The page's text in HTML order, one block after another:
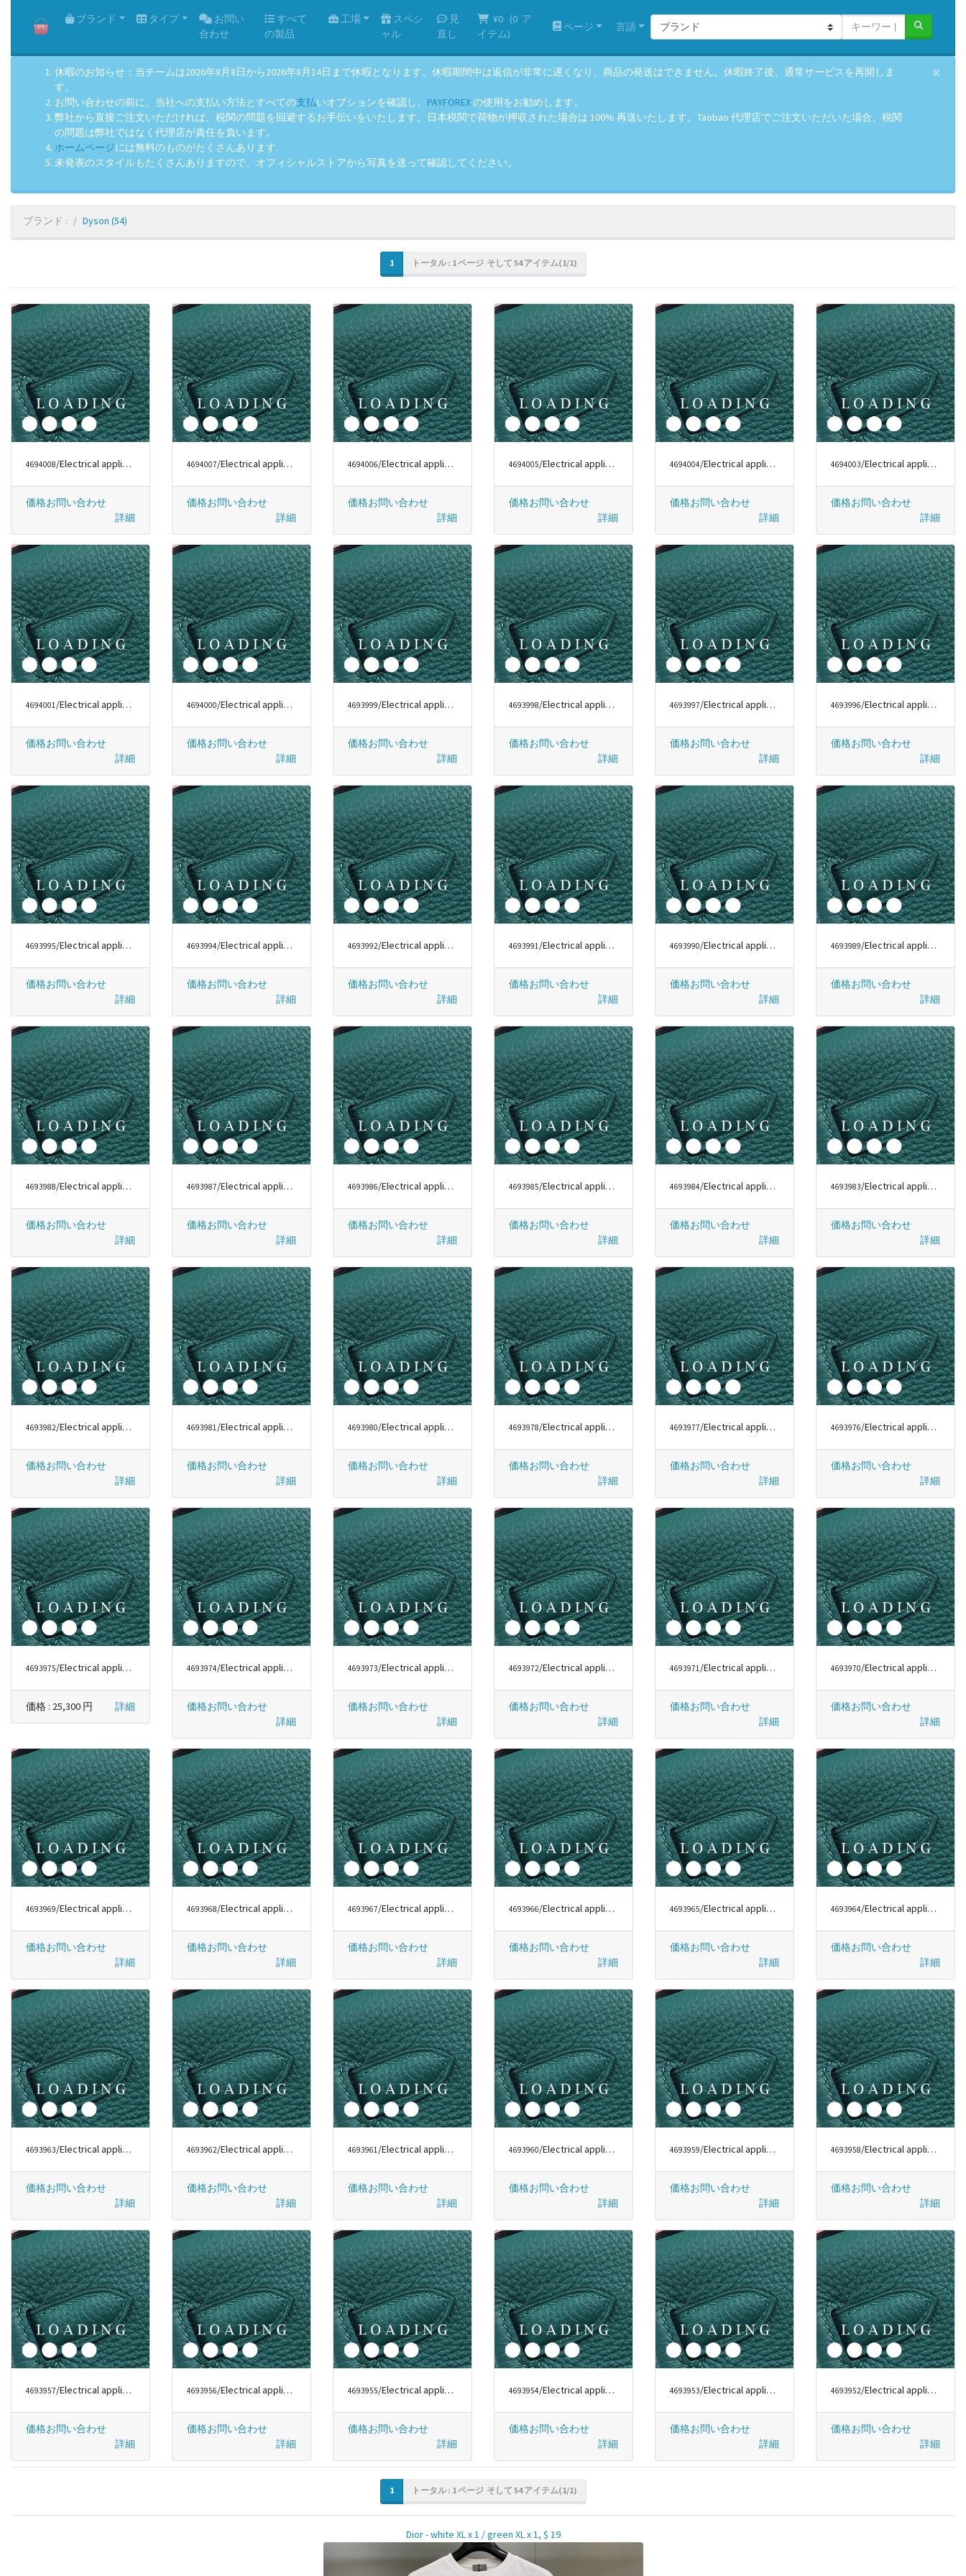
HOME
ブランド タイプ
お問い
合わせ
すべて
の製品
工場
スペシ
ャル
見
直し
¥0 (0 ア
イテム)
ページ 言語
休暇のお知らせ：当チームは2026年8月8日から2026年8月14日まで休暇となります。休暇期間中は返信が非常に遅くなり、商品の発送はできません。休暇終了後、通常サービスを再開しま
す。
お問い合わせの前に、当社への支払い方法とすべての支払いオプションを確認し、 PAYFOREXの使用をお勧めします。
弊社から直接ご注文いただければ、税関の問題を回避するお手伝いをいたします。日本税関で荷物が押収された場合は 100% 再送いたします。Taobao 代理店でご注文いただいた場合、税関
の問題は弊社ではなく代理店が責任を負います。
ホームページには無料のものがたくさんあります.
未発表のスタイルもたくさんありますので、オフィシャルストアから写真を送って確認してください。
×
ブランド : Dyson (54)
1 トータル : 1 ページ そして 54 アイテム(1/1)
4694008/Electrical appliances から DYSON
価格お問い合わせ
詳細
4694007/Electrical appliances から DYSON
価格お問い合わせ
詳細
4694006/Electrical appliances から DYSON
価格お問い合わせ
詳細
4694005/Electrical appliances から DYSON
価格お問い合わせ
詳細
4694004/Electrical appliances から DYSON
価格お問い合わせ
詳細
4694003/Electrical appliances から DYSON
価格お問い合わせ
詳細
4694001/Electrical appliances から DYSON
価格お問い合わせ
詳細
4694000/Electrical appliances から DYSON
価格お問い合わせ
詳細
4693999/Electrical appliances から DYSON
価格お問い合わせ
詳細
4693998/Electrical appliances から DYSON
価格お問い合わせ
詳細
4693997/Electrical appliances から DYSON
価格お問い合わせ
詳細
4693996/Electrical appliances から DYSON
価格お問い合わせ
詳細
4693995/Electrical appliances から DYSON
価格お問い合わせ
詳細
4693994/Electrical appliances から DYSON
価格お問い合わせ
詳細
4693992/Electrical appliances から DYSON
価格お問い合わせ
詳細
4693991/Electrical appliances から DYSON
価格お問い合わせ
詳細
4693990/Electrical appliances から DYSON
価格お問い合わせ
詳細
4693989/Electrical appliances から DYSON
価格お問い合わせ
詳細
4693988/Electrical appliances から DYSON
価格お問い合わせ
詳細
4693987/Electrical appliances から DYSON
価格お問い合わせ
詳細
4693986/Electrical appliances から DYSON
価格お問い合わせ
詳細
4693985/Electrical appliances から DYSON
価格お問い合わせ
詳細
4693984/Electrical appliances から DYSON
価格お問い合わせ
詳細
4693983/Electrical appliances から DYSON
価格お問い合わせ
詳細
4693982/Electrical appliances から DYSON
価格お問い合わせ
詳細
4693981/Electrical appliances から DYSON
価格お問い合わせ
詳細
4693980/Electrical appliances から DYSON
価格お問い合わせ
詳細
4693978/Electrical appliances から DYSON
価格お問い合わせ
詳細
4693977/Electrical appliances から DYSON
価格お問い合わせ
詳細
4693976/Electrical appliances から DYSON
価格お問い合わせ
詳細
4693975/Electrical appliances から DYSON
価格 : 25,300 円 詳細
4693974/Electrical appliances から DYSON
価格お問い合わせ
詳細
4693973/Electrical appliances から DYSON
価格お問い合わせ
詳細
4693972/Electrical appliances から DYSON
価格お問い合わせ
詳細
4693971/Electrical appliances から DYSON
価格お問い合わせ
詳細
4693970/Electrical appliances から DYSON
価格お問い合わせ
詳細
4693969/Electrical appliances から DYSON
価格お問い合わせ
詳細
4693968/Electrical appliances から DYSON
価格お問い合わせ
詳細
4693967/Electrical appliances から DYSON
価格お問い合わせ
詳細
4693966/Electrical appliances から DYSON
価格お問い合わせ
詳細
4693965/Electrical appliances から DYSON
価格お問い合わせ
詳細
4693964/Electrical appliances から DYSON
価格お問い合わせ
詳細
4693963/Electrical appliances から DYSON
価格お問い合わせ
詳細
4693962/Electrical appliances から DYSON
価格お問い合わせ
詳細
4693961/Electrical appliances から DYSON
価格お問い合わせ
詳細
4693960/Electrical appliances から DYSON
価格お問い合わせ
詳細
4693959/Electrical appliances から DYSON
価格お問い合わせ
詳細
4693958/Electrical appliances から DYSON
価格お問い合わせ
詳細
4693957/Electrical appliances から DYSON
価格お問い合わせ
詳細
4693956/Electrical appliances から DYSON
価格お問い合わせ
詳細
4693955/Electrical appliances から DYSON
価格お問い合わせ
詳細
4693954/Electrical appliances から DYSON
価格お問い合わせ
詳細
4693953/Electrical appliances から DYSON
価格お問い合わせ
詳細
4693952/Electrical appliances から DYSON
価格お問い合わせ
詳細
1 トータル : 1 ページ そして 54 アイテム(1/1)
Dior - white XL x 1 / green XL x 1, $ 19